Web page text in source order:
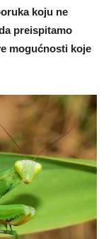
koju ne
preispitamo
mogućnosti koje